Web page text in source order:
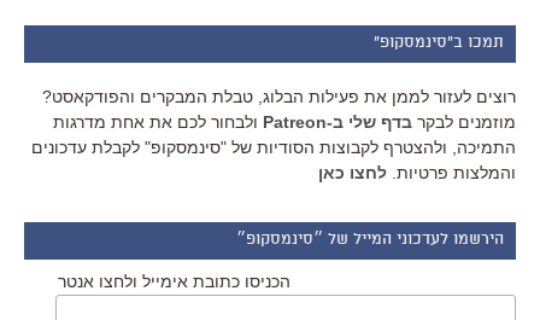
תמכו ב"סינמסקופ"
רוצים לעזור לממן את פעילות הבלוג, טבלת המבקרים והפודקאסט?
מוזמנים לבקר בדף שלי ב-Patreon
ולבחור לכם את אחת מדרגות
התמיכה, ולהצטרף לקבוצות הסודיות של "סינמסקופ" לקבלת עדכונים
והמלצות פרטיות. לחצו כאן
הירשמו לעדכוני המייל של ״סינמסקופ״
הכניסו כתובת אימייל ולחצו אנטר